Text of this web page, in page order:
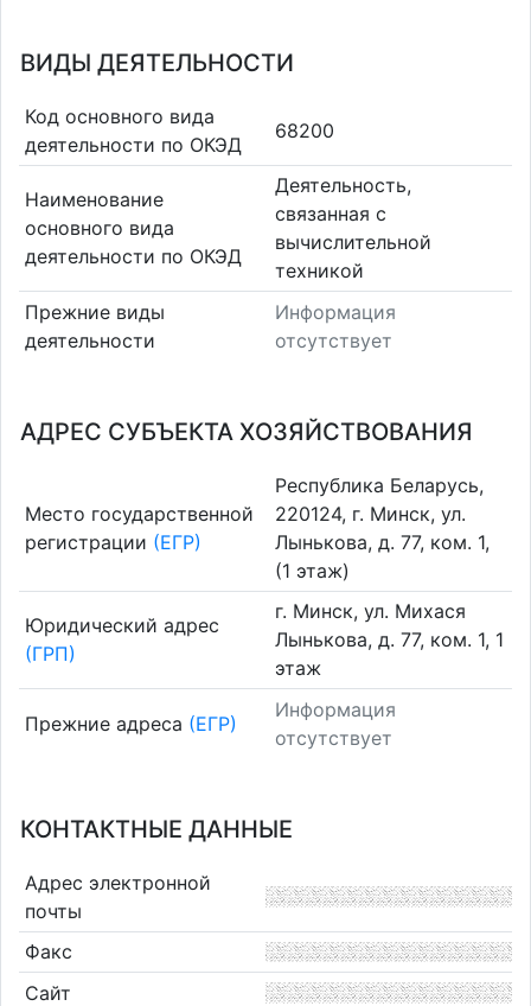
ВИДЫ ДЕЯТЕЛЬНОСТИ
Код основного вида
деятельности по ОКЭД
68200
Наименование
основного вида
деятельности по ОКЭД
Деятельность,
связанная с
вычислительной
техникой
Прежние виды
деятельности
Информация
отсутствует
АДРЕС СУБЪЕКТА ХОЗЯЙСТВОВАНИЯ
Место государственной
регистрации (ЕГР)
Республика Беларусь,
220124, г. Минск, ул.
Лынькова, д. 77, ком. 1,
(1 этаж)
Юридический адрес
(ГРП)
г. Минск, ул. Михася
Лынькова, д. 77, ком. 1, 1
этаж
Прежние адреса (ЕГР)
Информация
отсутствует
КОНТАКТНЫЕ ДАННЫЕ
Адрес электронной
почты
Факс
Сайт